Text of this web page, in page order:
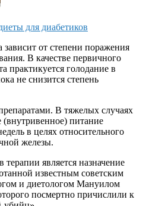
для диабетиков
зависит от степени поражения
В качестве первичного
практикуется голодание в
не снизится степень
В тяжелых случаях
(внутривенное) питание
в целях относительного
железы.
является назначение
известным советским
и диетологом Мануилом
посмертно причислили к